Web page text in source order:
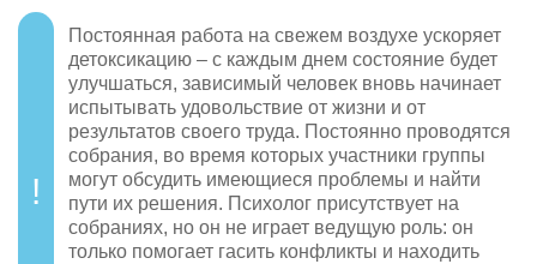
Постоянная работа на свежем воздухе ускоряет
детоксикацию – с каждым днем состояние будет
улучшаться, зависимый человек вновь начинает
испытывать удовольствие от жизни и от
результатов своего труда. Постоянно проводятся
собрания, во время которых участники группы
могут обсудить имеющиеся проблемы и найти
пути их решения. Психолог присутствует на
собраниях, но он не играет ведущую роль: он
только помогает гасить конфликты и находить